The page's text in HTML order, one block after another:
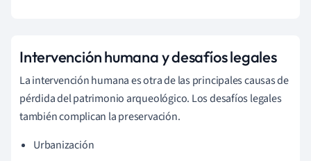
Intervención humana y desafíos legales
La intervención humana es otra de las principales causas de
pérdida del patrimonio arqueológico. Los desafíos legales
también complican la preservación.
Urbanización